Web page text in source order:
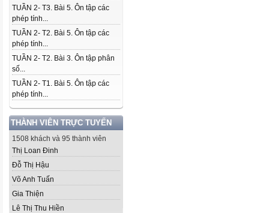
TUẦN 2- T3. Bài 5. Ôn tập các
phép tính...
TUẦN 2- T2. Bài 5. Ôn tập các
phép tính...
TUẦN 2- T2. Bài 3. Ôn tập phân
số...
TUẦN 2- T1. Bài 5. Ôn tập các
phép tính...
THÀNH VIÊN TRỰC TUYẾN
1508 khách và 95 thành viên
Thị Loan Đinh
Đỗ Thị Hậu
Võ Anh Tuấn
Gia Thiện
Lê Thị Thu Hiền